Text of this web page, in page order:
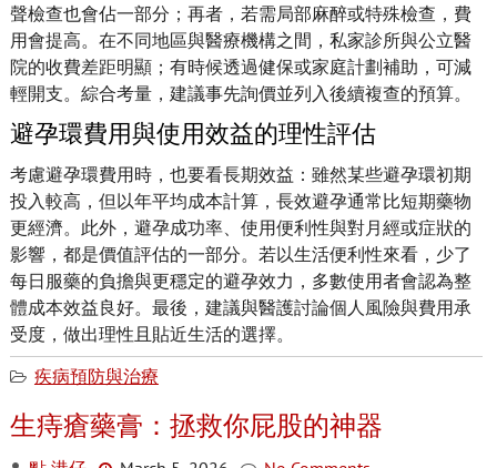
聲檢查也會佔一部分；再者，若需局部麻醉或特殊檢查，費
用會提高。在不同地區與醫療機構之間，私家診所與公立醫
院的收費差距明顯；有時候透過健保或家庭計劃補助，可減
輕開支。綜合考量，建議事先詢價並列入後續複查的預算。
避孕環費用與使用效益的理性評估
考慮避孕環費用時，也要看長期效益：雖然某些避孕環初期
投入較高，但以年平均成本計算，長效避孕通常比短期藥物
更經濟。此外，避孕成功率、使用便利性與對月經或症狀的
影響，都是價值評估的一部分。若以生活便利性來看，少了
每日服藥的負擔與更穩定的避孕效力，多數使用者會認為整
體成本效益良好。最後，建議與醫護討論個人風險與費用承
受度，做出理性且貼近生活的選擇。
疾病預防與治療
生痔瘡藥膏：拯救你屁股的神器